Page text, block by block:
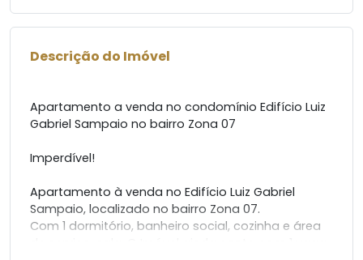
Descrição do Imóvel
Apartamento a venda no condomínio Edifício Luiz
Gabriel Sampaio no bairro Zona 07
Imperdível!
Apartamento à venda no Edifício Luiz Gabriel
Sampaio, localizado no bairro Zona 07.
Com 1 dormitório, banheiro social, cozinha e área